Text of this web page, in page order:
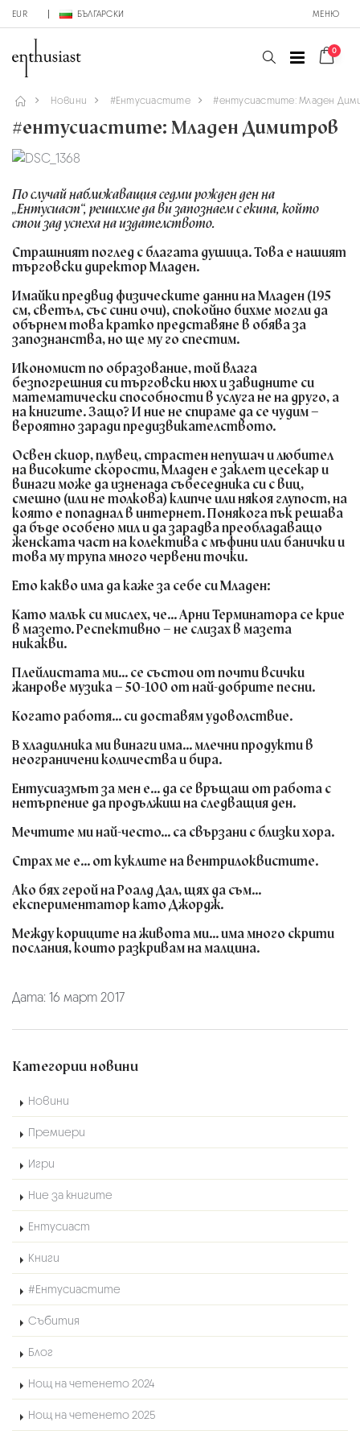
EUR БЪЛГАРСКИ МЕНЮ
0
Новини #Ентусиастите #ентусиастите: Младен
#ентусиастите: Младен Димитров
По случай наближаващия седми рожден ден на
„Ентусиаст“, решихме да ви запознаем с екипа, който
стои зад успеха на издателството.
Страшният поглед с благата душица. Това е нашият
търговски директор Младен.
Имайки предвид физическите данни на Младен (195
см, светъл, със сини очи), спокойно бихме могли да
обърнем това кратко представяне в обява за
запознанства, но ще му го спестим.
Икономист по образование, той влага
безпогрешния си търговски нюх и завидните си
математически способности в услуга не на друго, а
на книгите. Защо? И ние не спираме да се чудим –
вероятно заради предизвикателството.
Освен скиор, плувец, страстен непушач и любител
на високите скорости, Младен е заклет цесекар и
винаги може да изненада събеседника си с виц,
смешно (или не толкова) клипче или някоя глупост, на
която е попаднал в интернет. Понякога пък решава
да бъде особено мил и да зарадва преобладаващо
женската част на колектива с мъфини или банички и
това му трупа много червени точки.
Ето какво има да каже за себе си Младен:
Като малък си мислех, че...Арни Терминатора се крие
в мазето. Респективно – не слизах в мазета
никакви.
Плейлистата ми...се състои от почти всички
жанрове музика – 50-100 от най-добрите песни.
Когато работя...си доставям удоволствие.
В хладилника ми винаги има...млечни продукти в
неограничени количества и бира.
Ентусиазмът за мен е...да се връщаш от работа с
нетърпение да продължиш на следващия ден.
Мечтите ми най-често...са свързани с близки хора.
Страх ме е...от куклите на вентрилоквистите.
Ако бях герой на Роалд Дал, щях да съм...
експериментатор като Джордж.
Между кориците на живота ми...има много скрити
послания, които разкривам на малцина.
Дата: 16 март 2017
Категории новини
Новини
Премиери
Игри
Ние за книгите
Ентусиаст
Книги
#Ентусиастите
Събития
Блог
Нощ на четенето 2024
Нощ на четенето 2025